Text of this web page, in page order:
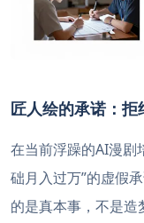
匠人绘的承诺：拒
在当前浮躁的AI漫剧
础月入过万”的虚假
的是真本事，不是